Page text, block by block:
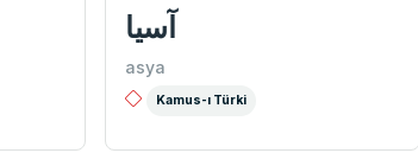
آسيا
asya
Kamus-ı Türki